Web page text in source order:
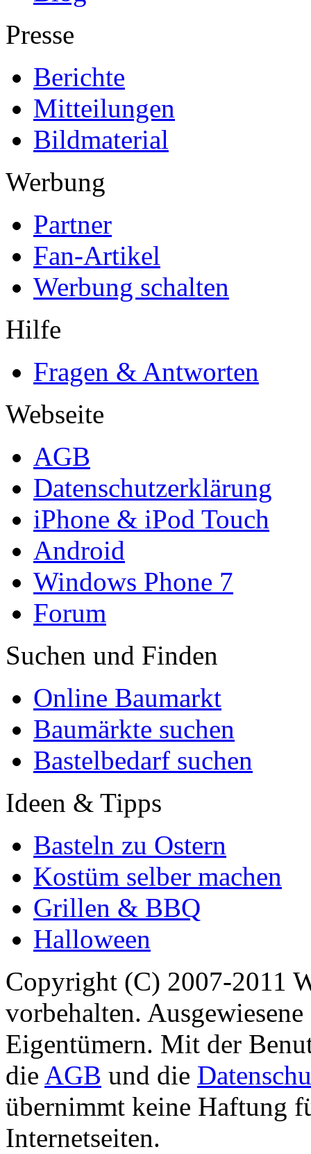
Presse
Berichte
Mitteilungen
Bildmaterial
Werbung
Partner
Fan-Artikel
Werbung schalten
Hilfe
Fragen & Antworten
Webseite
AGB
Datenschutzerklärung
iPhone & iPod Touch
Android
Windows Phone 7
Forum
Suchen und Finden
Online Baumarkt
Baumärkte suchen
Bastelbedarf suchen
Ideen & Tipps
Basteln zu Ostern
Kostüm selber machen
Grillen & BBQ
Halloween
Copyright (C) 2007-2011
vorbehalten.
Eigentümern. Mit der
die AGB und die
übernimmt keine Haftung
Internetseiten.